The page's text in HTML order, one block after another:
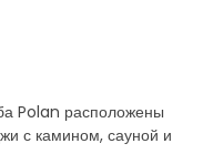
Polan расположены
с камином, сауной и